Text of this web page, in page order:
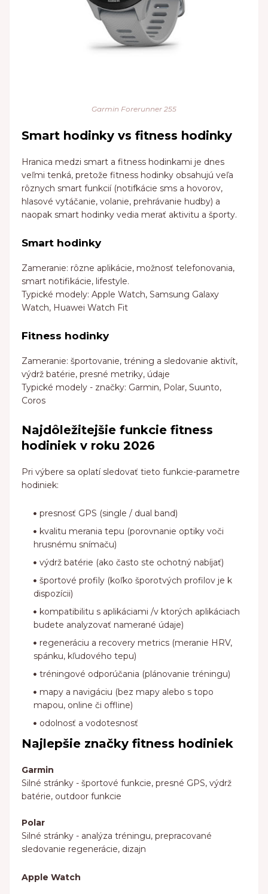
Garmin Forerunner 255
Smart hodinky vs fitness hodinky
Hranica medzi smart a fitness hodinkami je dnes
veľmi tenká, pretože fitness hodinky obsahujú veľa
rôznych smart funkcií (notifkácie sms a hovorov,
hlasové vytáčanie, volanie, prehrávanie hudby) a
naopak smart hodinky vedia merať aktivitu a športy.
Smart hodinky
Zameranie: rôzne aplikácie, možnosť telefonovania,
smart notifikácie, lifestyle.
Typické modely: Apple Watch, Samsung Galaxy
Watch, Huawei Watch Fit
Fitness hodinky
Zameranie: športovanie, tréning a sledovanie aktivít,
výdrž batérie, presné metriky, údaje
Typické modely - značky: Garmin, Polar, Suunto,
Coros
Najdôležitejšie funkcie fitness
hodiniek v roku 2026
Pri výbere sa oplatí sledovať tieto funkcie-parametre
hodiniek:
presnosť GPS (single / dual band)
kvalitu merania tepu (porovnanie optiky voči
hrusnému snímaču)
výdrž batérie (ako často ste ochotný nabíjať)
športové profily (koľko šporotvých profilov je k
dispozícii)
kompatibilitu s aplikáciami /v ktorých aplikáciach
budete analyzovať namerané údaje)
regeneráciu a recovery metrics (meranie HRV,
spánku, kľudového tepu)
tréningové odporúčania (plánovanie tréningu)
mapy a navigáciu (bez mapy alebo s topo
mapou, online či offline)
odolnosť a vodotesnosť
Najlepšie značky fitness hodiniek
Garmin
Silné stránky - športové funkcie, presné GPS, výdrž
batérie, outdoor funkcie
Polar
Silné stránky - analýza tréningu, prepracované
sledovanie regenerácie, dizajn
Apple Watch